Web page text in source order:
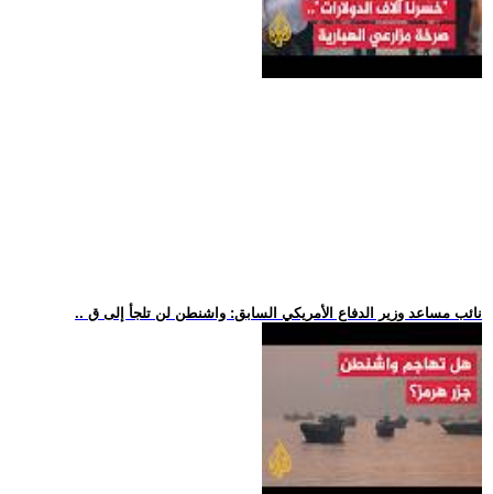
.. نائب مساعد وزير الدفاع الأمريكي السابق: واشنطن لن تلجأ إلى ق